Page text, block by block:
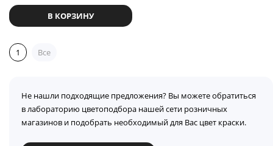
В КОРЗИНУ
1 Все
Не нашли подходящие предложения? Вы можете обратиться
в лабораторию цветоподбора нашей сети розничных
магазинов и подобрать необходимый для Вас цвет краски.